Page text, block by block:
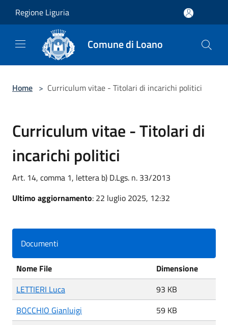
Regione Liguria
Comune di Loano
Home > Curriculum vitae - Titolari di incarichi politici
Curriculum vitae - Titolari di
incarichi politici
Art. 14, comma 1, lettera b) D.Lgs. n. 33/2013
Ultimo aggiornamento: 22 luglio 2025, 12:32
Documenti
Nome File
Dimensione
LETTIERI Luca
93 KB
BOCCHIO Gianluigi
59 KB